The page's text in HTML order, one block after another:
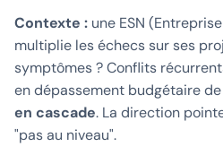
Contexte : une ESN
multiplie les échecs sur ses
symptômes ? Conflits
en dépassement budgétaire
en cascade. La direction
"pas au niveau".